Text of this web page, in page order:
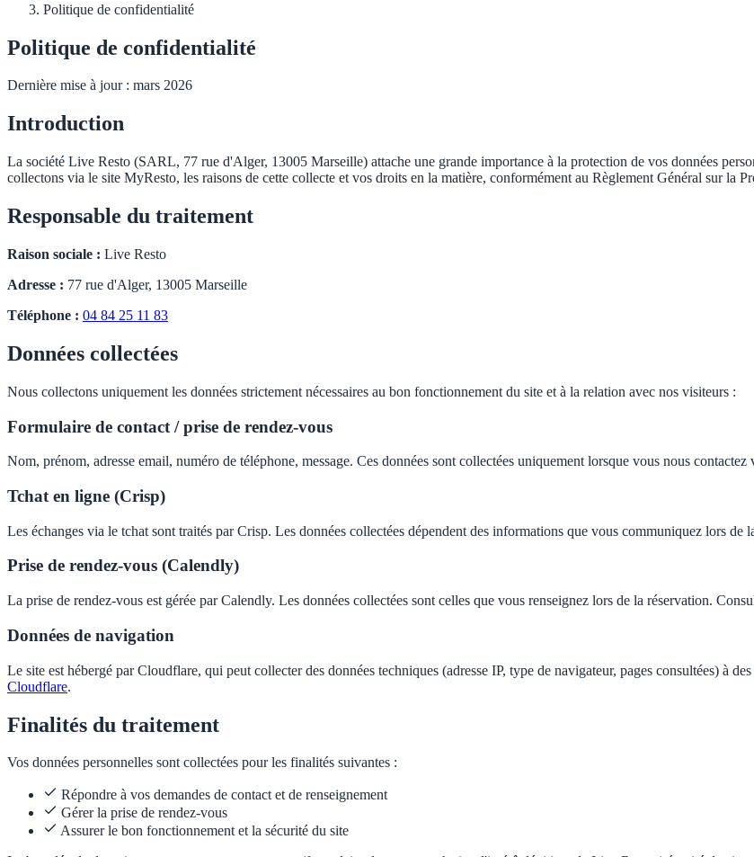
Politique de confidentialité
Politique de confidentialité
Dernière mise à jour : mars 2026
Introduction
La société Live Resto (SARL, 77 rue d'Alger, 13005 Marseille) attache une grande importance à la protection de vos données
collectons via le site MyResto, les raisons de cette collecte et vos droits en la matière, conformément au Règlement Général sur la
Responsable du traitement
Raison sociale : Live Resto
Adresse : 77 rue d'Alger, 13005 Marseille
Téléphone : 04 84 25 11 83
Données collectées
Nous collectons uniquement les données strictement nécessaires au bon fonctionnement du site et à la relation avec nos visiteurs :
Formulaire de contact / prise de rendez-vous
Nom, prénom, adresse email, numéro de téléphone, message. Ces données sont collectées uniquement lorsque vous nous contactez
Tchat en ligne (Crisp)
Les échanges via le tchat sont traités par Crisp. Les données collectées dépendent des informations que vous communiquez lors de
Prise de rendez-vous (Calendly)
La prise de rendez-vous est gérée par Calendly. Les données collectées sont celles que vous renseignez lors de la réservation.
Données de navigation
Le site est hébergé par Cloudflare, qui peut collecter des données techniques (adresse IP, type de navigateur, pages consultées) à
Cloudflare.
Finalités du traitement
Vos données personnelles sont collectées pour les finalités suivantes :
Répondre à vos demandes de contact et de renseignement
Gérer la prise de rendez-vous
Assurer le bon fonctionnement et la sécurité du site